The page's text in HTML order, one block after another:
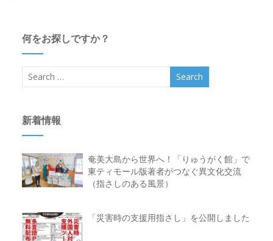
何をお探しですか？
新着情報
奄美大島から世界へ！「りゅうがく館」で
東ティモール版著者がつなぐ異文化交流
（指さしのある風景）
「災害時の支援用指さし」を公開しました